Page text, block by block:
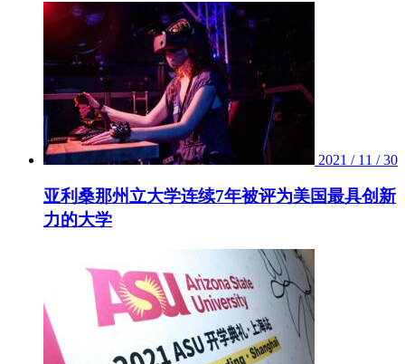
2021 / 11 / 30
亚利桑那州立大学连续7年被评为美国最具创新
力的大学